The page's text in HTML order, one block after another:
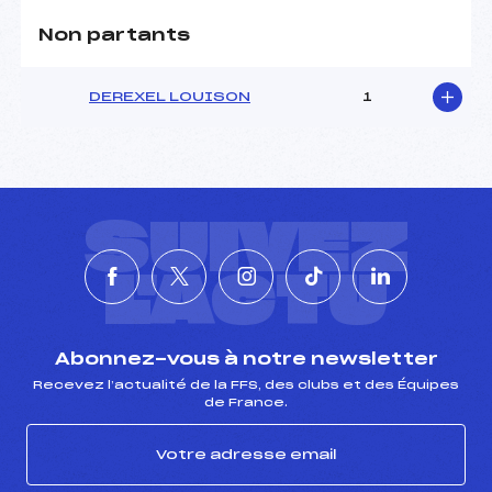
Non partants
DEREXEL LOUISON 1
SUIVEZ
L'ACTU
Abonnez-vous à notre newsletter
Recevez l’actualité de la FFS, des clubs et des Équipes
de France.